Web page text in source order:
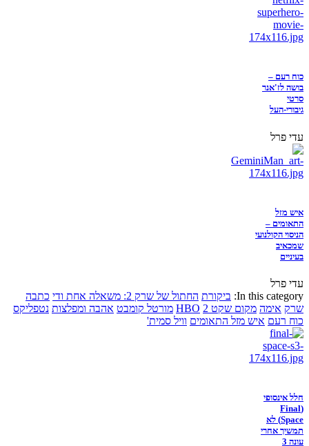
כוח רעם –
בושה לז'אנר
סרטי
גיבורי-העל
עדי פרל
איש מזל
התאומים –
הניסוי הקולנועי
שמכאיב
בעיניים
עדי פרל
In this category: ביקורת החתול של שרק 2: משאלה אחת ודי
כתבה
שרק אימה מקום שקט 2 HBO מורטל קומבט אהבה ומפלצות נטפליקס
כוח רעם איש מזל התאומים וויל סמית'
חלל אינסופי
(Final
Space) לא
תמשיך אחרי
עונה 3